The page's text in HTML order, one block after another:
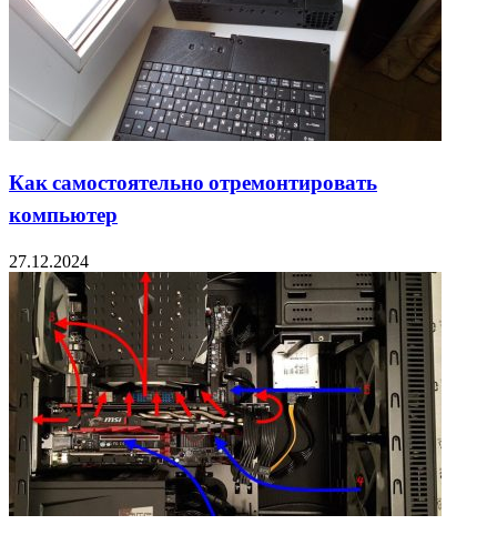
Как самостоятельно отремонтировать
компьютер
27.12.2024